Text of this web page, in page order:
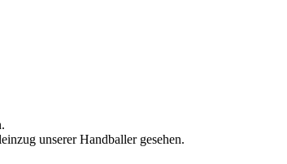
unserer Handballer gesehen.